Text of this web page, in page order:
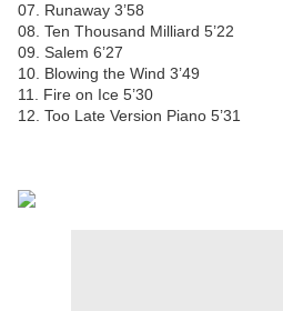
07. Runaway 3’58
08. Ten Thousand Milliard 5’22
09. Salem 6’27
10. Blowing the Wind 3’49
11. Fire on Ice 5’30
12. Too Late Version Piano 5’31